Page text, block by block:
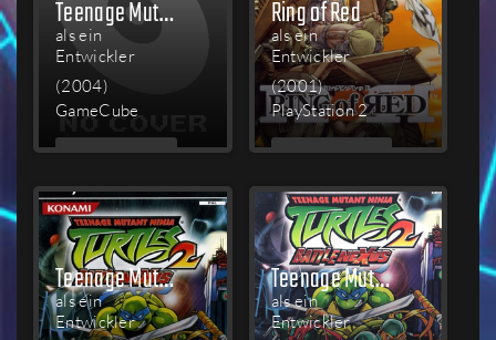
Teenage Mutant Ninja Turtles 2: Battle Nexus
als ein
Entwickler
(2004)
GameCube
MEHR
Ring of Red
als ein
Entwickler
(2001)
PlayStation 2
MEHR
Teenage Mutant Ninja Turtles 2: Battle Nexus
als ein
Entwickler
Teenage Mutant Ninja Turtles 2: Battle Nexus
als ein
Entwickler